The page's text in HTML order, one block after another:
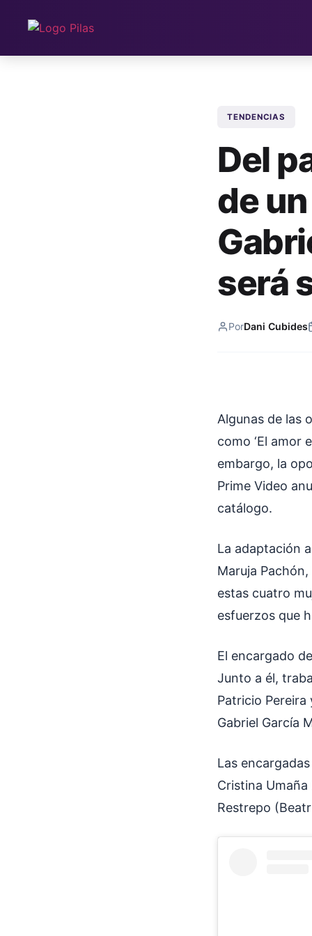
TENDENCIAS
Del
de
será
PorDani Cubides
Algunas de las
como ‘El amor
embargo, la
Prime Video
catálogo.
La adaptación
Maruja
estas cuatro
esfuerzos que
El encargado
Junto a él,
Patricio
Gabriel García
Las
Cristina
Restrepo